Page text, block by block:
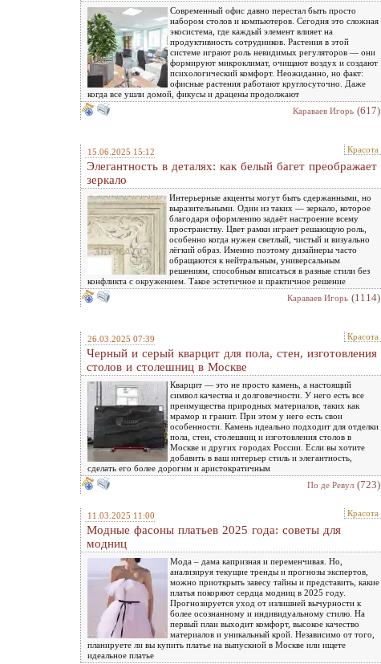
Современный офис давно перестал быть просто
набором столов и компьютеров. Сегодня это сложная
экосистема, где каждый элемент влияет на
продуктивность сотрудников. Растения в этой
системе играют роль невидимых регуляторов — они
формируют микроклимат, очищают воздух и создают
психологический комфорт. Неожиданно, но факт:
офисные растения работают круглосуточно. Даже
когда все ушли домой, фикусы и драцены продолжают
Караваев Игорь (617)
15.06.2025 15:12 Красота
Элегантность в деталях: как белый багет преображает
зеркало
Интерьерные акценты могут быть сдержанными, но
выразительными. Один из таких — зеркало, которое
благодаря оформлению задаёт настроение всему
пространству. Цвет рамки играет решающую роль,
особенно когда нужен светлый, чистый и визуально
лёгкий образ. Именно поэтому дизайнеры часто
обращаются к нейтральным, универсальным
решениям, способным вписаться в разные стили без
конфликта с окружением. Такое эстетичное и практичное решение
Караваев Игорь (1114)
26.03.2025 07:39 Красота
Черный и серый кварцит для пола, стен, изготовления
столов и столешниц в Москве
Кварцит — это не просто камень, а настоящий
символ качества и долговечности. У него есть все
преимущества природных материалов, таких как
мрамор и гранит. При этом у него есть свои
особенности. Камень идеально подходит для отделки
пола, стен, столешниц и изготовления столов в
Москве и других городах России. Если вы хотите
добавить в ваш интерьер стиль и элегантность,
сделать его более дорогим и аристократичным
По де Ревул (723)
11.03.2025 11:00 Красота
Модные фасоны платьев 2025 года: советы для
модниц
Мода – дама капризная и переменчивая. Но,
анализируя текущие тренды и прогнозы экспертов,
можно приоткрыть завесу тайны и представить, какие
платья покоряют сердца модниц в 2025 году.
Прогнозируется уход от излишней вычурности к
более осознанному и индивидуальному стилю. На
первый план выходит комфорт, высокое качество
материалов и уникальный крой. Независимо от того,
планируете ли вы купить платье на выпускной в Москве или ищете
идеальное платье